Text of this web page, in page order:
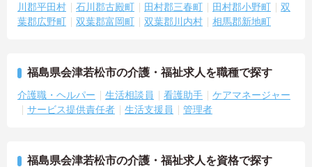
川郡平田村
石川郡古殿町 田村郡三春町 田村郡小野町
双
葉郡広野町
双葉郡富岡町 双葉郡川内村 相馬郡新地町
福島県会津若松市の介護・福祉求人を職種で探す
介護職・ヘルパー 生活相談員 看護助手
ケアマネージャー
サービス提供責任者
生活支援員 管理者
福島県会津若松市の介護・福祉求人を資格で探す